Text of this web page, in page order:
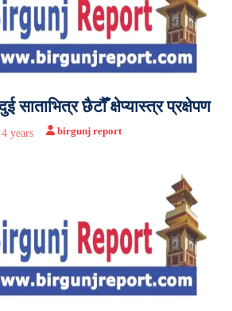
दुई साताभित्र छैटौँ क्षेप्यास्त्र प्रक्षेपण
4 years birgunj report